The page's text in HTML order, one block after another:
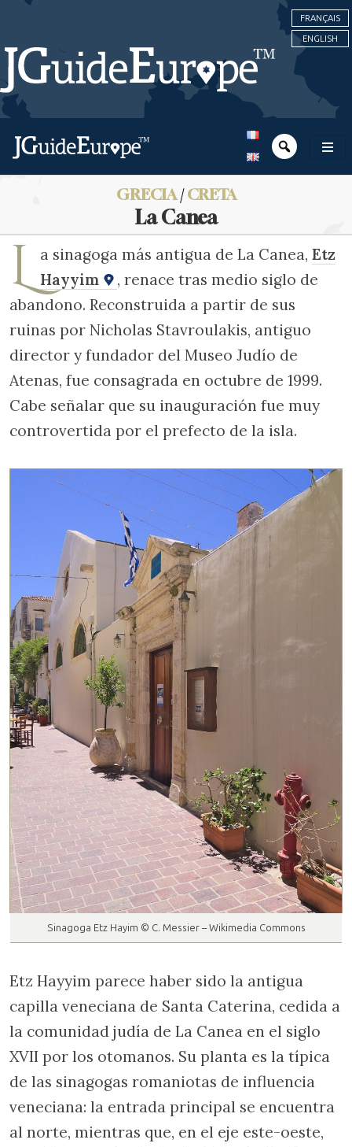
FRANÇAIS
ENGLISH
GRECIA/CRETA
La Canea
L a sinagoga más antigua de La Canea, Etz
Hayyim
, renace tras medio siglo de
abandono. Reconstruida a partir de sus
ruinas por Nicholas Stavroulakis, antiguo
director y fundador del Museo Judío de
Atenas, fue consagrada en octubre de 1999.
Cabe señalar que su inauguración fue muy
controvertida por el prefecto de la isla.
Sinagoga Etz Hayim © C. Messier – Wikimedia Commons
Etz Hayyim parece haber sido la antigua
capilla veneciana de Santa Caterina, cedida a
la comunidad judía de La Canea en el siglo
XVII por los otomanos. Su planta es la típica
de las sinagogas romaniotas de influencia
veneciana: la entrada principal se encuentra
al norte, mientras que, en el eje este-oeste,